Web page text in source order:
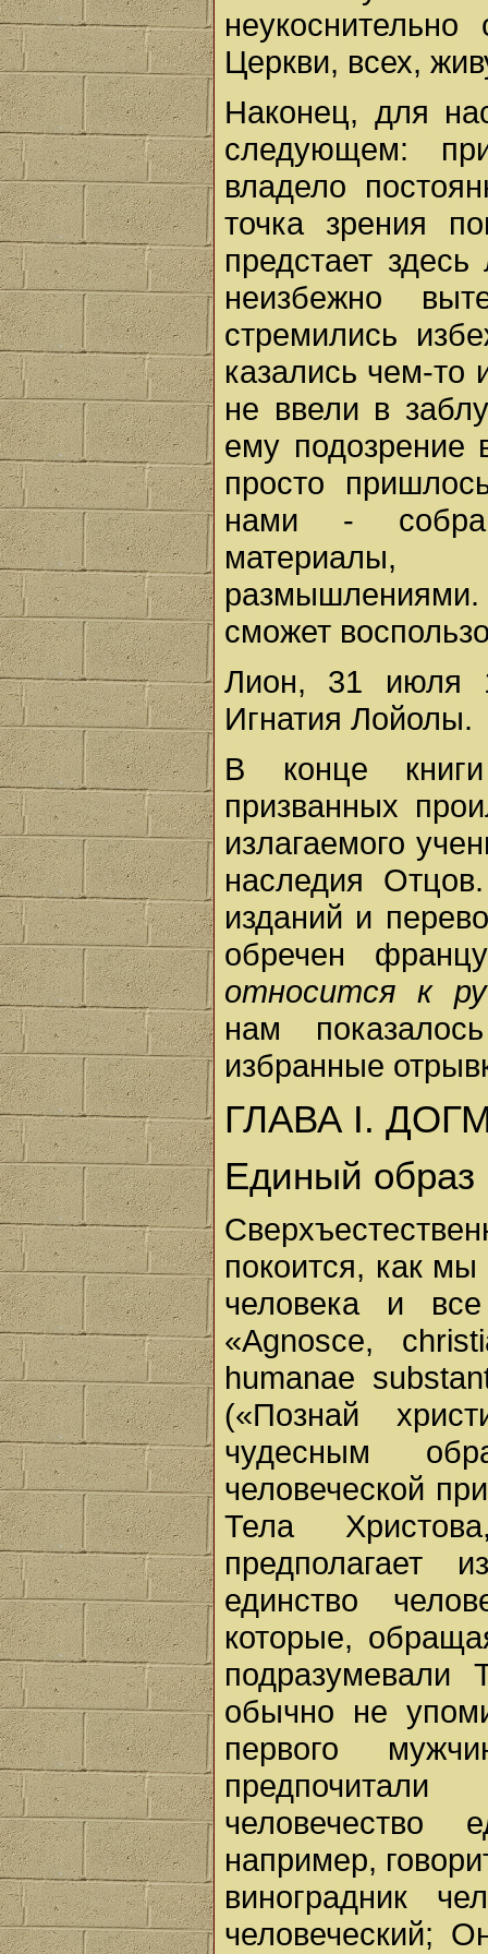
Церкви, всех,
Наконец, для
следующем:
владело
точка зрения
предстает
неизбежно
стремились
казались чем-
не ввели в
ему подозрение
просто
нами -
материалы,
сможет
Лион, 31 июля
Игнатия Лойолы.
В конце
призванных
излагаемого
наследия
изданий и
обречен
относится к
нам
избранные
ГЛАВА I.
Единый образ
покоится, как
человека и
«Agnosce,
humanae
(«Познай
чудесным
человеческой
Тела
предполагает
единство
которые,
подразумевали
обычно не
первого
например,
виноградник
человеческий;